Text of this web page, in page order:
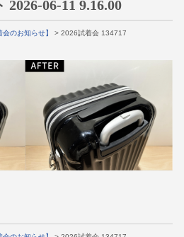
06-11 9.16.00
会のお知らせ】 > 2026試着会 134717